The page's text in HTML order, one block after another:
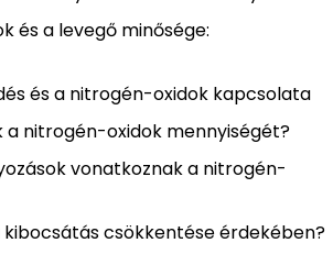
és a levegő minősége:
és a nitrogén-oxidok kapcsolata
a nitrogén-oxidok mennyiségét?
vonatkoznak a nitrogén-
csökkentése érdekében?